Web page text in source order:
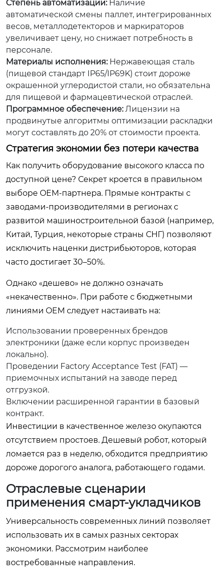
Степень автоматизации:Наличие
автоматической смены паллет, интегрированных
весов, металлодетекторов и маркираторов
увеличивает цену, но снижает потребность в
персонале.
Материалы исполнения:Нержавеющая сталь
(пищевой стандарт IP65/IP69K) стоит дороже
окрашенной углеродистой стали, но обязательна
для пищевой и фармацевтической отраслей.
Программное обеспечение:Лицензии на
продвинутые алгоритмы оптимизации раскладки
могут составлять до 20% от стоимости проекта.
Стратегия экономии без потери качества
Как получить оборудование высокого класса по
доступной цене? Секрет кроется в правильном
выборе OEM-партнера. Прямые контракты с
заводами-производителями в регионах с
развитой машиностроительной базой (например,
Китай, Турция, некоторые страны СНГ) позволяют
исключить наценки дистрибьюторов, которая
часто достигает 30–50%.
Однако «дешево» не должно означать
«некачественно». При работе с бюджетными
линиями OEM следует настаивать на:
Использовании проверенных брендов
электроники (даже если корпус произведен
локально).
Проведении Factory Acceptance Test (FAT) —
приемочных испытаний на заводе перед
отгрузкой.
Включении расширенной гарантии в базовый
контракт.
Инвестиции в качественное железо окупаются
отсутствием простоев. Дешевый робот, который
ломается раз в неделю, обходится предприятию
дороже дорогого аналога, работающего годами.
Отраслевые сценарии
применения смарт-укладчиков
Универсальность современных линий позволяет
использовать их в самых разных секторах
экономики. Рассмотрим наиболее
востребованные направления.